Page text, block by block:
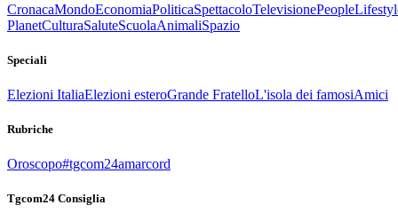
CronacaMondoEconomiaPoliticaSpettacoloTelevisionePeople
PlanetCulturaSaluteScuolaAnimaliSpazio
Speciali
Elezioni ItaliaElezioni esteroGrande FratelloL'isola dei famosiAmici
Rubriche
Oroscopo#tgcom24amarcord
Tgcom24 Consiglia